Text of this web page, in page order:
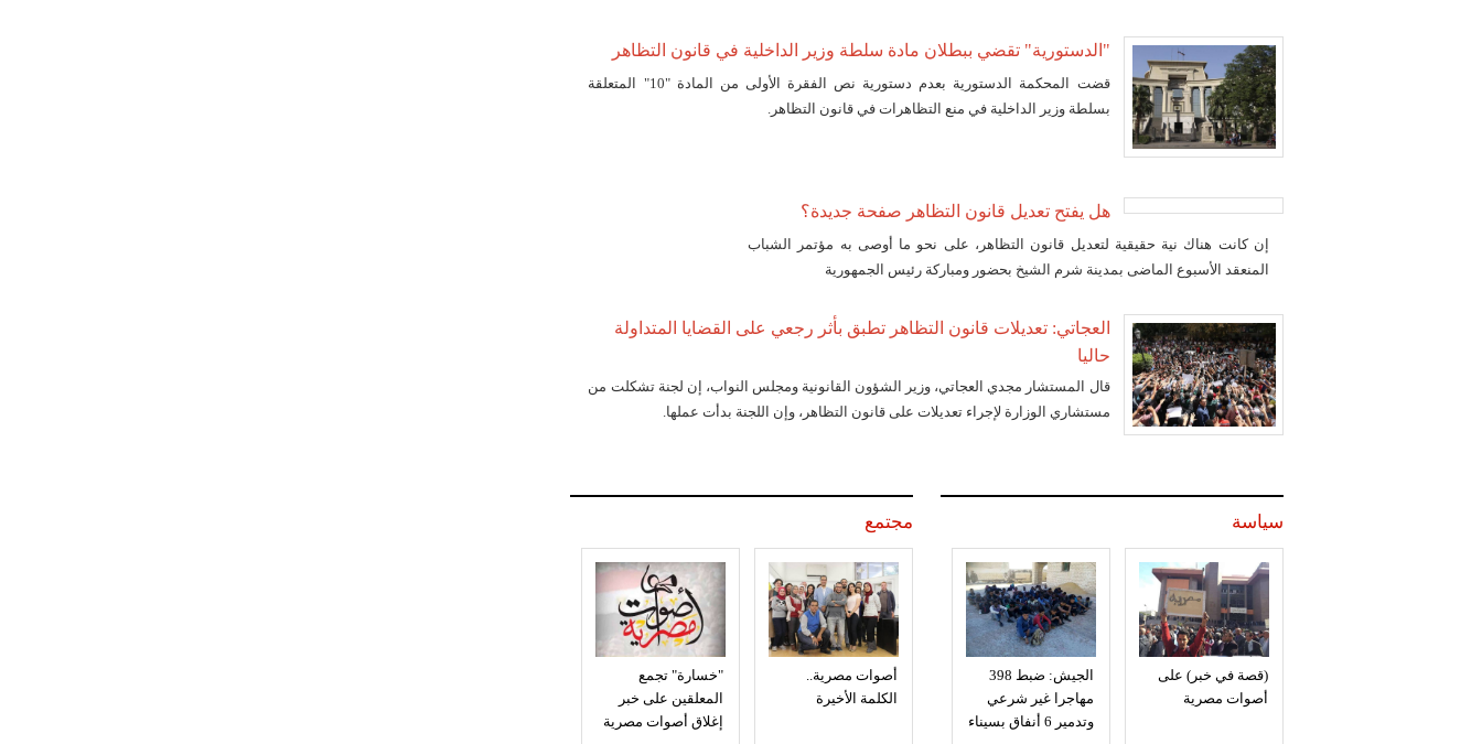
"الدستورية" تقضي ببطلان مادة سلطة وزير الداخلية في قانون التظاهر
قضت المحكمة الدستورية بعدم دستورية نص الفقرة الأولى من المادة "10" المتعلقة
بسلطة وزير الداخلية في منع التظاهرات في قانون التظاهر.
هل يفتح تعديل قانون التظاهر صفحة جديدة؟
إن كانت هناك نية حقيقية لتعديل قانون التظاهر، على نحو ما أوصى به مؤتمر الشباب
المنعقد الأسبوع الماضى بمدينة شرم الشيخ بحضور ومباركة رئيس الجمهورية
العجاتي: تعديلات قانون التظاهر تطبق بأثر رجعي على القضايا المتداولة
حاليا
قال المستشار مجدي العجاتي، وزير الشؤون القانونية ومجلس النواب، إن لجنة تشكلت من
مستشاري الوزارة لإجراء تعديلات على قانون التظاهر، وإن اللجنة بدأت عملها.
سياسة
(قصة في خبر) على
أصوات مصرية
الجيش: ضبط 398
مهاجرا غير شرعي
وتدمير 6 أنفاق بسيناء
مجتمع
أصوات مصرية..
الكلمة الأخيرة
"خسارة" تجمع
المعلقين على خبر
إغلاق أصوات مصرية